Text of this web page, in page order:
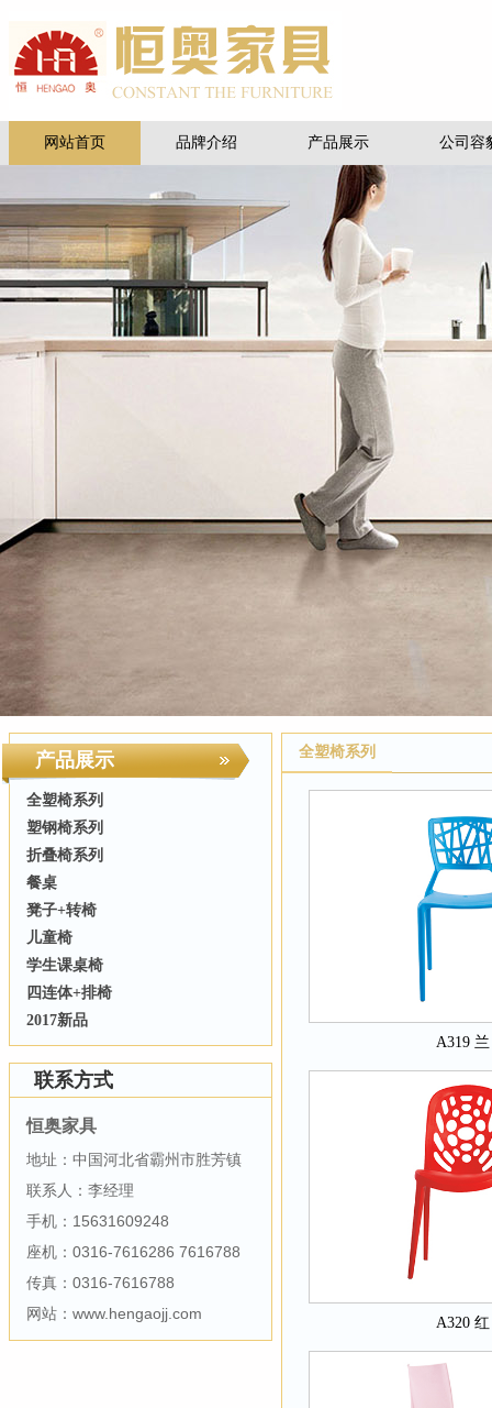
网站首页 品牌介绍 产品展示 公司容
产品展示
全塑椅系列
塑钢椅系列
折叠椅系列
餐桌
凳子+转椅
儿童椅
学生课桌椅
四连体+排椅
2017新品
联系方式
恒奥家具
地址：中国河北省霸州市胜芳镇
联系人：李经理
手机：15631609248
座机：0316-7616286 7616788
传真：0316-7616788
网站：www.hengaojj.com
全塑椅系列
A319 兰
A320 红